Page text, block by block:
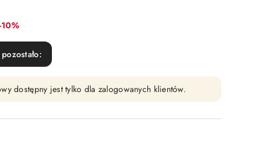
Rabat:
-10%
dostępny jest tylko dla zalogowanych klientów.